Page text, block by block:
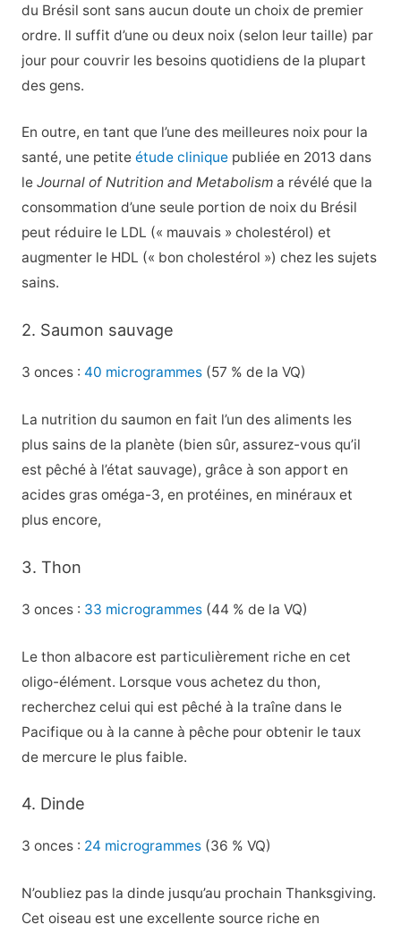
du Brésil sont sans aucun doute un choix de premier
ordre. Il suffit d’une ou deux noix (selon leur taille) par
jour pour couvrir les besoins quotidiens de la plupart
des gens.
En outre, en tant que l’une des meilleures noix pour la
santé, une petite étude cliniquepubliée en 2013 dans
le Journal of Nutrition and Metabolisma révélé que la
consommation d’une seule portion de noix du Brésil
peut réduire le LDL (« mauvais » cholestérol) et
augmenter le HDL (« bon cholestérol ») chez les sujets
sains.
2. Saumon sauvage
3 onces : 40 microgrammes(57 % de la VQ)
La nutrition du saumon en fait l’un des aliments les
plus sains de la planète (bien sûr, assurez-vous qu’il
est pêché à l’état sauvage), grâce à son apport en
acides gras oméga-3, en protéines, en minéraux et
plus encore,
3. Thon
3 onces : 33 microgrammes(44 % de la VQ)
Le thon albacore est particulièrement riche en cet
oligo-élément. Lorsque vous achetez du thon,
recherchez celui qui est pêché à la traîne dans le
Pacifique ou à la canne à pêche pour obtenir le taux
de mercure le plus faible.
4. Dinde
3 onces : 24 microgrammes(36 % VQ)
N’oubliez pas la dinde jusqu’au prochain Thanksgiving.
Cet oiseau est une excellente source riche en